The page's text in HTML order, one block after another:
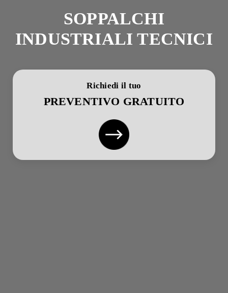
SOPPALCHI
INDUSTRIALI TECNICI
Richiedi il tuo
PREVENTIVO GRATUITO